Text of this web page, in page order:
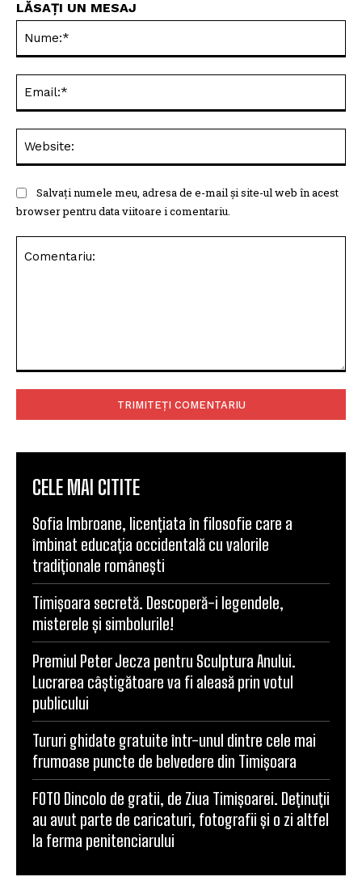
LĂSAȚI UN MESAJ
Salvați numele meu, adresa de e-mail și site-ul web în acest
browser pentru data viitoare i comentariu.
CELE MAI CITITE
Sofia Imbroane, licențiata în filosofie care a
îmbinat educația occidentală cu valorile
tradiționale românești
Timișoara secretă. Descoperă-i legendele,
misterele și simbolurile!
Premiul Peter Jecza pentru Sculptura Anului.
Lucrarea câștigătoare va fi aleasă prin votul
publicului
Tururi ghidate gratuite într-unul dintre cele mai
frumoase puncte de belvedere din Timișoara
FOTO Dincolo de gratii, de Ziua Timișoarei. Deținuții
au avut parte de caricaturi, fotografii și o zi altfel
la ferma penitenciarului